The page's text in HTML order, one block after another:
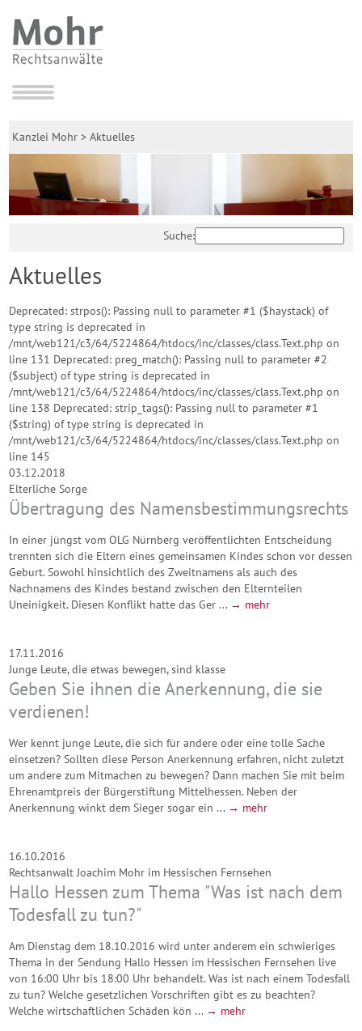
Kanzlei Mohr >Aktuelles
Suche:
Aktuelles
Deprecated: strpos(): Passing null to parameter #1 ($haystack) of
type string is deprecated in
/mnt/web121/c3/64/5224864/htdocs/inc/classes/class.Text.php on
line 131 Deprecated: preg_match(): Passing null to parameter #2
($subject) of type string is deprecated in
/mnt/web121/c3/64/5224864/htdocs/inc/classes/class.Text.php on
line 138 Deprecated: strip_tags(): Passing null to parameter #1
($string) of type string is deprecated in
/mnt/web121/c3/64/5224864/htdocs/inc/classes/class.Text.php on
line 145
03.12.2018
Elterliche Sorge
Übertragung des Namensbestimmungsrechts
In einer jüngst vom OLG Nürnberg veröffentlichten Entscheidung
trennten sich die Eltern eines gemeinsamen Kindes schon vor dessen
Geburt. Sowohl hinsichtlich des Zweitnamens als auch des
Nachnamens des Kindes bestand zwischen den Elternteilen
Uneinigkeit. Diesen Konflikt hatte das Ger ... → mehr
17.11.2016
Junge Leute, die etwas bewegen, sind klasse
Geben Sie ihnen die Anerkennung, die sie
verdienen!
Wer kennt junge Leute, die sich für andere oder eine tolle Sache
einsetzen? Sollten diese Person Anerkennung erfahren, nicht zuletzt
um andere zum Mitmachen zu bewegen? Dann machen Sie mit beim
Ehrenamtpreis der Bürgerstiftung Mittelhessen. Neben der
Anerkennung winkt dem Sieger sogar ein ... → mehr
16.10.2016
Rechtsanwalt Joachim Mohr im Hessischen Fernsehen
Hallo Hessen zum Thema "Was ist nach dem
Todesfall zu tun?"
Am Dienstag dem 18.10.2016 wird unter anderem ein schwieriges
Thema in der Sendung Hallo Hessen im Hessischen Fernsehen live
von 16:00 Uhr bis 18:00 Uhr behandelt. Was ist nach einem Todesfall
zu tun? Welche gesetzlichen Vorschriften gibt es zu beachten?
Welche wirtschaftlichen Schäden kön ... → mehr